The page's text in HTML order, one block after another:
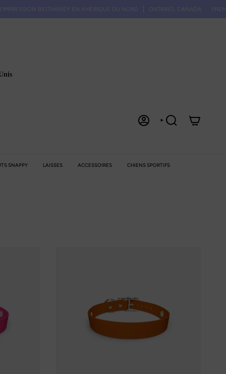
BIOTHANE® EN AMÉRIQUE DU NORD ONTARIO, CANADA PREMIÈRE
COMPTE RECHERCHE
SNAPPY LAISSES ACCESSOIRES CHIENS SPORTIFS